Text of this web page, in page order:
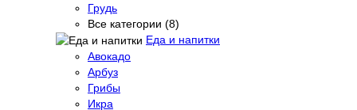
Грудь
Все категории (8)
Еда и напитки
Авокадо
Арбуз
Грибы
Икра